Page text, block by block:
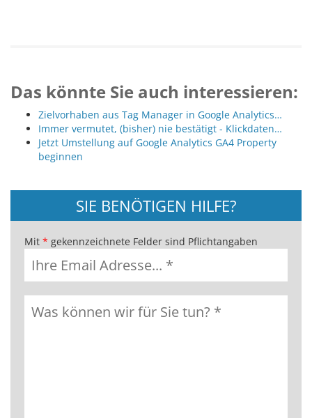
Das könnte Sie auch interessieren:
Zielvorhaben aus Tag Manager in Google Analytics…
Immer vermutet, (bisher) nie bestätigt - Klickdaten…
Jetzt Umstellung auf Google Analytics GA4 Property
beginnen
SIE BENÖTIGEN HILFE?
Mit * gekennzeichnete Felder sind Pflichtangaben